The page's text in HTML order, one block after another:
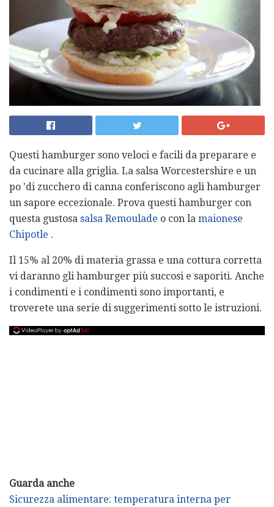
Questi hamburger sono veloci e facili da preparare e
da cucinare alla griglia. La salsa Worcestershire e un
po 'di zucchero di canna conferiscono agli hamburger
un sapore eccezionale. Prova questi hamburger con
questa gustosa salsa Remoulade o con la maionese
Chipotle .
Il 15% al ​​20% di materia grassa e una cottura corretta
vi daranno gli hamburger più succosi e saporiti. Anche
i condimenti e i condimenti sono importanti, e
troverete una serie di suggerimenti sotto le istruzioni.
Guarda anche
Sicurezza alimentare: temperatura interna per